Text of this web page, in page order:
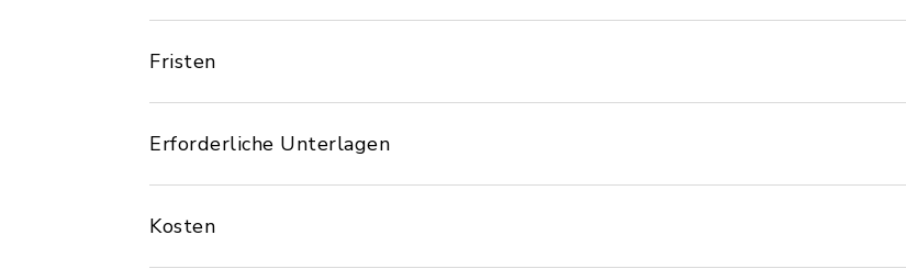
Fristen
Erforderliche Unterlagen
Kosten